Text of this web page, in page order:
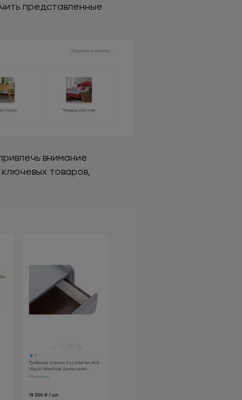
представленные
внимание
товаров,